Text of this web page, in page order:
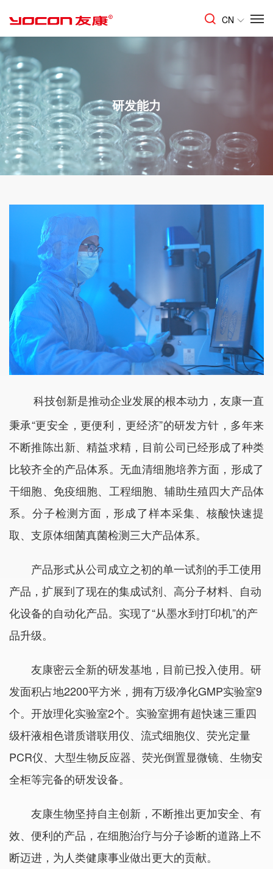
CN
研发能力
科技创新是推动企业发展的根本动力，友康一直
秉承“更安全，更便利，更经济”的研发方针，多年来
不断推陈出新、精益求精，目前公司已经形成了种类
比较齐全的产品体系。无血清细胞培养方面，形成了
干细胞、免疫细胞、工程细胞、辅助生殖四大产品体
系。分子检测方面，形成了样本采集、核酸快速提
取、支原体细菌真菌检测三大产品体系。
产品形式从公司成立之初的单一试剂的手工使用
产品，扩展到了现在的集成试剂、高分子材料、自动
化设备的自动化产品。实现了“从墨水到打印机”的产
品升级。
友康密云全新的研发基地，目前已投入使用。研
发面积占地2200平方米，拥有万级净化GMP实验室9
个。开放理化实验室2个。实验室拥有超快速三重四
级杆液相色谱质谱联用仪、流式细胞仪、荧光定量
PCR仪、大型生物反应器、荧光倒置显微镜、生物安
全柜等完备的研发设备。
友康生物坚持自主创新，不断推出更加安全、有
效、便利的产品，在细胞治疗与分子诊断的道路上不
断迈进，为人类健康事业做出更大的贡献。